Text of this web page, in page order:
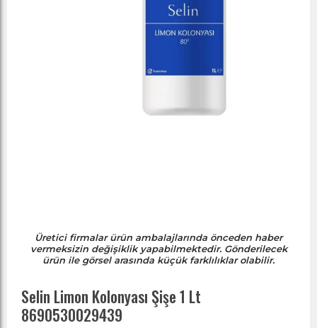
Üretici firmalar ürün ambalajlarında önceden haber
vermeksizin değişiklik yapabilmektedir. Gönderilecek
ürün ile görsel arasında küçük farklılıklar olabilir.
Selin Limon Kolonyası Şişe 1 Lt
8690530029439